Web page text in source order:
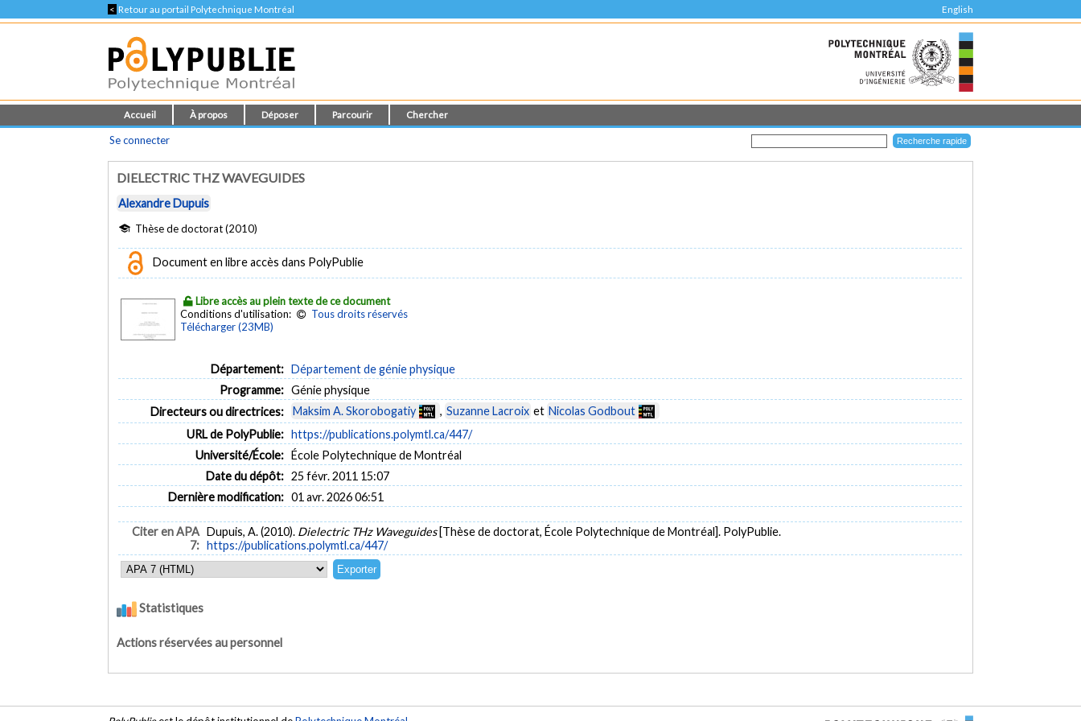
< Retour au portail Polytechnique Montréal English
Accueil À propos Déposer Parcourir Chercher
Se connecter
DIELECTRIC THZ WAVEGUIDES
Alexandre Dupuis
Thèse de doctorat (2010)
Document en libre accès dans PolyPublie
Libre accès au plein texte de ce document
Conditions d'utilisation:
Tous droits réservés
Télécharger (23MB)
Département: Département de génie physique
Programme: Génie physique
Directeurs ou directrices:
Maksim A. Skorobogatiy , Suzanne Lacroix et Nicolas Godbout
URL de PolyPublie: https://publications.polymtl.ca/447/
Université/École: École Polytechnique de Montréal
Date du dépôt: 25 févr. 2011 15:07
Dernière modification: 01 avr. 2026 06:51
Citer en APA
7:
Dupuis, A. (2010). Dielectric THz Waveguides [Thèse de doctorat, École Polytechnique de Montréal]. PolyPublie.
https://publications.polymtl.ca/447/
Statistiques
Actions réservées au personnel